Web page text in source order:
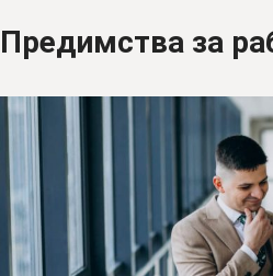
Предимства за